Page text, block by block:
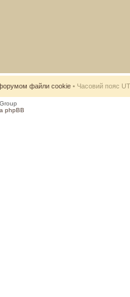
форумом файли cookie • Часовий пояс
phpBB